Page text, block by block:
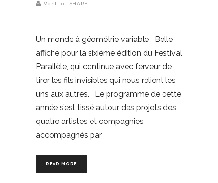
Ventilo SHARE
Un monde à géométrie variable Belle
affiche pour la sixième édition du Festival
Parallèle, qui continue avec ferveur de
tirer les fils invisibles qui nous relient les
uns aux autres. Le programme de cette
année s’est tissé autour des projets des
quatre artistes et compagnies
accompagnés par
READ MORE